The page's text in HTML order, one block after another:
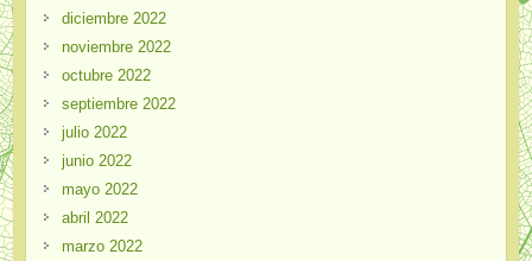
diciembre 2022
noviembre 2022
octubre 2022
septiembre 2022
julio 2022
junio 2022
mayo 2022
abril 2022
marzo 2022